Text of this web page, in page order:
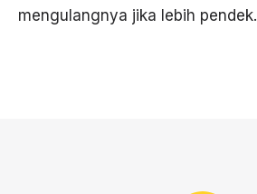
mengulangnya jika lebih pendek.